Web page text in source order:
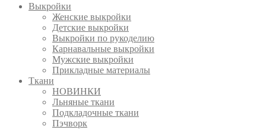
Выкройки
Женские выкройки
Детские выкройки
Выкройки по рукоделию
Карнавальные выкройки
Мужские выкройки
Прикладные материалы
Ткани
НОВИНКИ
Льняные ткани
Подкладочные ткани
Пэчворк